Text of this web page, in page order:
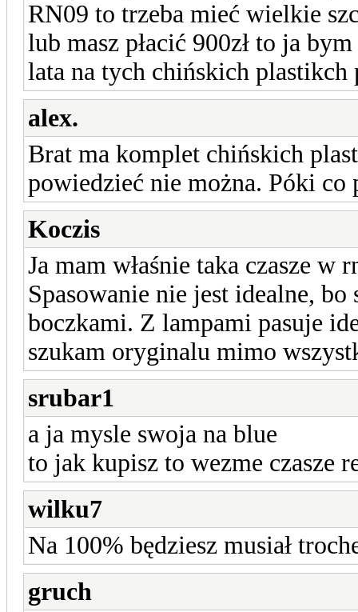
RN09 to trzeba mieć wielkie
lub masz płacić 900zł to ja
lata na tych chińskich
alex.
Brat ma komplet chińskich
powiedzieć nie można. Póki co
Koczis
Ja mam właśnie taka czasze w
Spasowanie nie jest idealne,
boczkami. Z lampami pasuje
szukam oryginalu mimo
srubar1
a ja mysle swoja na blue
to jak kupisz to wezme czasze
wilku7
Na 100% będziesz musiał
gruch